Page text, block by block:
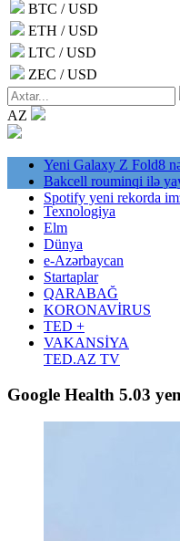
BTC / USD
ETH / USD
LTC / USD
ZEC / USD
AZ
Yeni Galaxy Z Fold8
Bakcell rouminqi ilə
Spotify yeni rekorda
Texnologiya
Elm
Dünya
e-Azərbaycan
Startaplar
QARABAĞ
KORONAVİRUS
TED +
VAKANSİYA
TED.AZ TV
Google Health 5.03